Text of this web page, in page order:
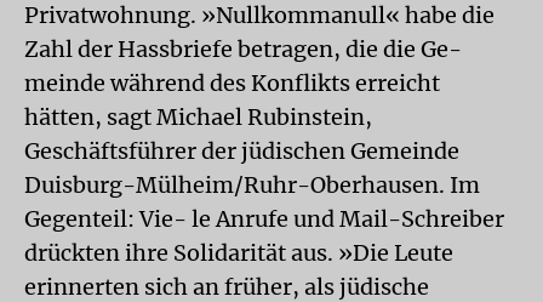
Privatwohnung. »Nullkommanull« habe die
Zahl der Hassbriefe betragen, die die Ge-
meinde während des Konflikts erreicht
hätten, sagt Michael Rubinstein,
Geschäftsführer der jüdischen Gemeinde
Duisburg-Mülheim/Ruhr-Oberhausen. Im
Gegenteil: Vie- le Anrufe und Mail-Schreiber
drückten ihre Solidarität aus. »Die Leute
erinnerten sich an früher, als jüdische